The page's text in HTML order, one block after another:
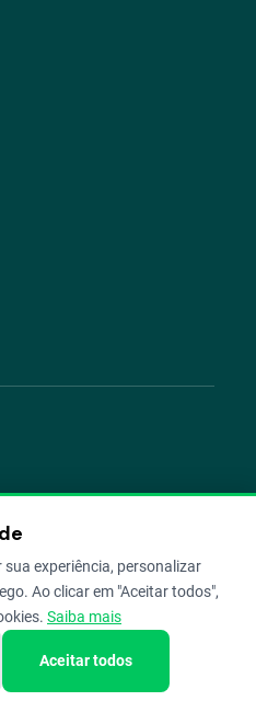
experiência, personalizar
Ao clicar em "Aceitar todos",
Saiba mais
Aceitar todos